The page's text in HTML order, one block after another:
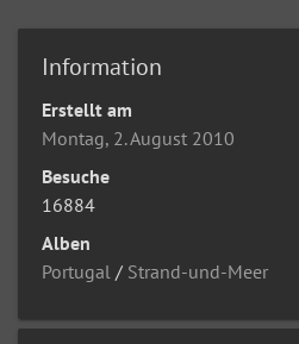
Information
Erstellt am
Montag, 2. August 2010
Besuche
16884
Alben
Portugal / Strand-und-Meer